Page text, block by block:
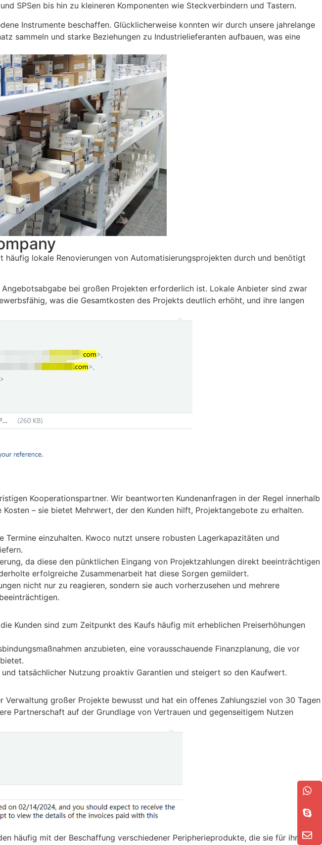
und SPSen bis hin zu kleineren Komponenten wie Steckverbindern und Tastern.
Instrumente beschaffen. Glücklicherweise konnten wir durch unsere jahrelange
sammeln und starke Beziehungen zu Industrielieferanten aufbauen, was eine
lokale Renovierungen von Automatisierungsprojekten durch und benötigt
bei großen Projekten erforderlich ist. Lokale Anbieter sind zwar
was die Gesamtkosten des Projekts deutlich erhöht, und ihre langen
Kooperationspartner. Wir beantworten Kundenanfragen in der Regel innerhalb
– sie bietet Mehrwert, der den Kunden hilft, Projektangebote zu erhalten.
einzuhalten. Kwoco nutzt unsere robusten Lagerkapazitäten und
da diese den pünktlichen Eingang von Projektzahlungen direkt beeinträchtigen
erfolgreiche Zusammenarbeit hat diese Sorgen gemildert.
nicht nur zu reagieren, sondern sie auch vorherzusehen und mehrere
Kunden sind zum Zeitpunkt des Kaufs häufig mit erheblichen Preiserhöhungen
anzubieten, eine vorausschauende Finanzplanung, die vor
tatsächlicher Nutzung proaktiv Garantien und steigert so den Kaufwert.
großer Projekte bewusst und hat ein offenes Zahlungsziel von 30 Tagen
Partnerschaft auf der Grundlage von Vertrauen und gegenseitigem Nutzen
häufig mit der Beschaffung verschiedener Peripherieprodukte, die sie für ihre